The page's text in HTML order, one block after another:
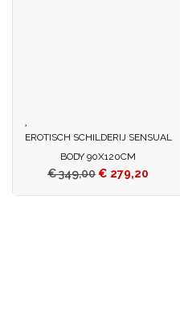
EROTISCH SCHILDERIJ SENSUAL
BODY 90X120CM
€349,00 € 279,20